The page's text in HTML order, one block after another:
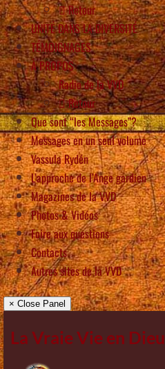
Retour
UNITÉ DANS LA DIVERSITÉ
TÉMOIGNAGES
À PROPOS
Radio de la VVD
Retour
Que sont “les Messages”?
Messages en un seul volume
Vassula Rydén
L’approche de l’Ange gardien
Magazines de la VVD
Photos & Vidéos
Foire aux questions
Contacts
Autres sites de la VVD
× Close Panel
La Vraie Vie en Dieu